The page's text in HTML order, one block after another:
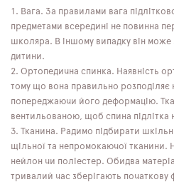
Вага. За правилами вага
предметами всередині не повинна
школяра. В іншому випадку він
дитини.
Ортопедична спинка. Наявність
тому що вона правильно розподіляє
попереджаючи його деформацію.
вентильованою, щоб спина підлітка
Тканина. Радимо підбирати
щільної та непромокаючої тканини.
нейлон чи поліестер. Обидва
тривалий час зберігають початкову